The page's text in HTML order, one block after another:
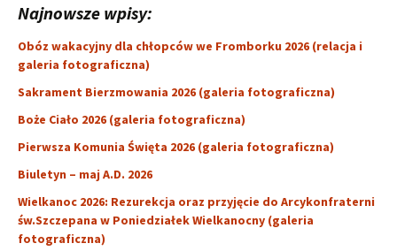
Najnowsze wpisy:
Obóz wakacyjny dla chłopców we Fromborku 2026 (relacja i
galeria fotograficzna)
Sakrament Bierzmowania 2026 (galeria fotograficzna)
Boże Ciało 2026 (galeria fotograficzna)
Pierwsza Komunia Święta 2026 (galeria fotograficzna)
Biuletyn – maj A.D. 2026
Wielkanoc 2026: Rezurekcja oraz przyjęcie do Arcykonfraterni
św.Szczepana w Poniedziałek Wielkanocny (galeria
fotograficzna)